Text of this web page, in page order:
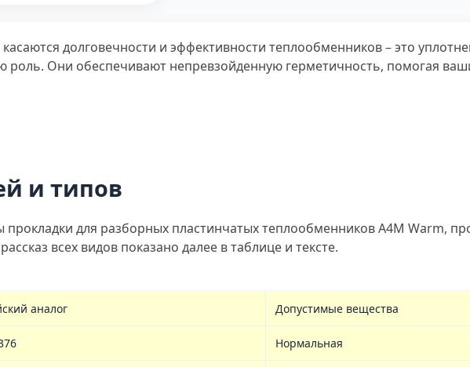
долговечности и эффективности теплообменников – это
Они обеспечивают непревзойденную герметичность, помогая
и типов
для разборных пластинчатых теплообменников A4M Warm,
всех видов показано далее в таблице и тексте.
аналог Допустимые вещества
Нормальная